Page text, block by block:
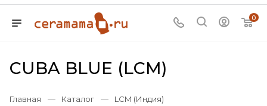
0
CUBA BLUE (LCM)
Главная — Каталог — LCM (Индия)